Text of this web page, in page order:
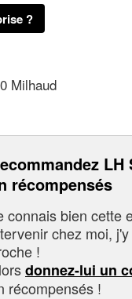
?
Milhaud
LH
récompensés
connais bien cette
chez moi,
!
donnez-lui un
récompensés !